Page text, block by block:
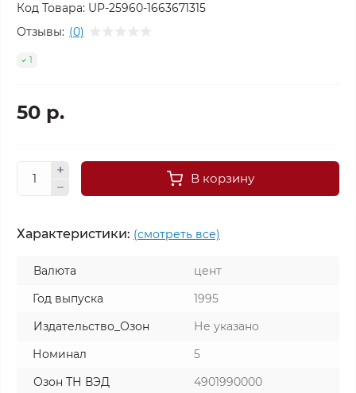
Код Товара: UP-25960-1663671315
Отзывы: (0)
1
50 р.
В корзину
Характеристики: (смотреть все)
Валюта
цент
Год выпуска
1995
Издательство_Озон
Не указано
Номинал
5
Озон ТН ВЭД
4901990000